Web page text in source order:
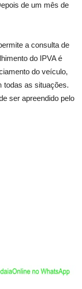
de um mês de
a consulta de
do IPVA é
do veículo,
todas as situações.
ser apreendido pelo